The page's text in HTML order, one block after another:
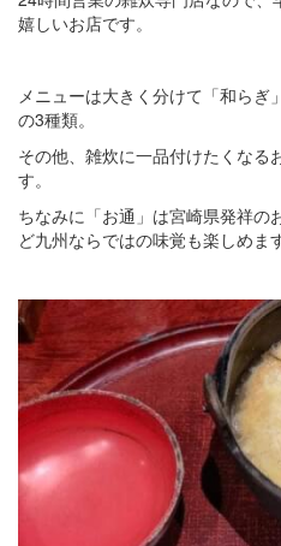
嬉しいお店です。
メニューは大きく分けて「和らぎ
の3種類。
その他、雑炊に一品付けたくなる
す。
ちなみに「お通」は宮崎県発祥の
ど九州ならではの味覚も楽しめま